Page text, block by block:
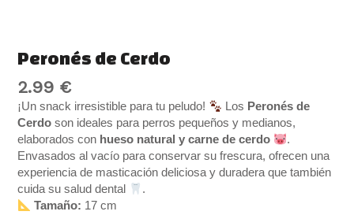
Peronés de Cerdo
2.99 €
¡Un snack irresistible para tu peludo! Los Peronés de
Cerdo son ideales para perros pequeños y medianos,
elaborados con hueso natural y carne de cerdo
.
Envasados al vacío para conservar su frescura, ofrecen una
experiencia de masticación deliciosa y duradera que también
cuida su salud dental
.
Tamaño: 17 cm